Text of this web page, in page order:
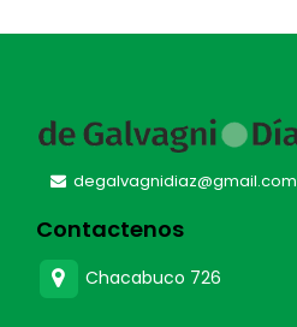
degalvagnidiaz@gmail.com
Contactenos
Chacabuco 726